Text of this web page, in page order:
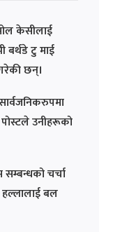
केसीलाई
बर्थडे टु माई
छन्।
उनीहरूको
चर्चा
हल्लालाई बल